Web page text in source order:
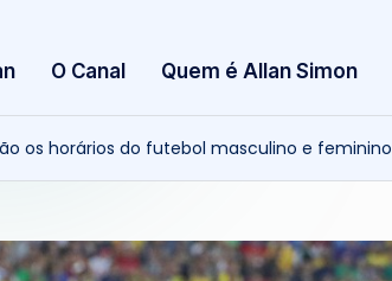
i
m
o
n
O Canal Quem é Allan Simon
os horários do futebol masculino e feminino